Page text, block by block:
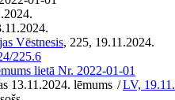
Vēstnesis, 225, 19.11.2024.
225.6
lietā Nr. 2022-01-01
13.11.2024. lēmums /LV,